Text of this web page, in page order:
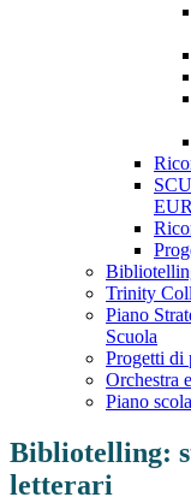
Trinity
Piano
Scuola
Progetti di
Orchestra
Piano
Bibliotelling:
letterari